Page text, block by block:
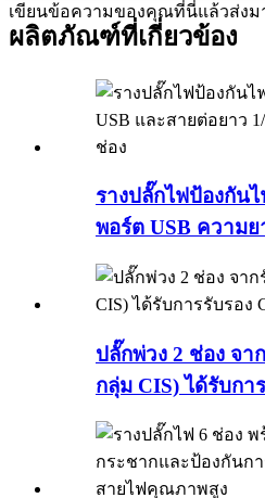
เขียนข้อความของคุณที่นี่แล้วส่งม
ผลิตภัณฑ์ที่เกี่ยวข้อง
รางปลั๊กไฟป้องกัน
พอร์ต USB ความย
ปลั๊กพ่วง 2 ช่อง จา
กลุ่ม CIS) ได้รับกา